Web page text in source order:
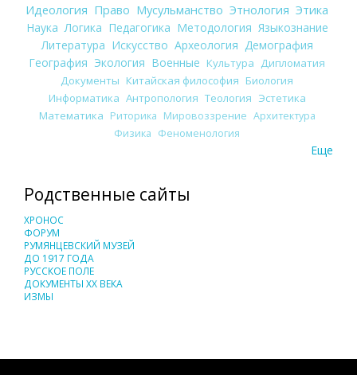
Идеология Право Мусульманство Этнология Этика
Наука Логика Педагогика Методология Языкознание
Литература Искусство Археология Демография
География Экология Военные Культура
Дипломатия
Документы Китайская философия Биология
Информатика Антропология Теология Эстетика
Математика Риторика Мировоззрение Архитектура
Физика Феноменология
Еще
Родственные сайты
ХРОНОС
ФОРУМ
РУМЯНЦЕВСКИЙ МУЗЕЙ
ДО 1917 ГОДА
РУССКОЕ ПОЛЕ
ДОКУМЕНТЫ XX ВЕКА
ИЗМЫ